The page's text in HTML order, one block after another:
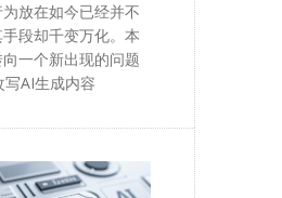
放在如今已经并不
段却千变万化。本
一个新出现的问题
AI生成内容